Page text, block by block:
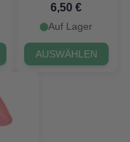
6,50 €
Auf Lager
AUSWÄHLEN